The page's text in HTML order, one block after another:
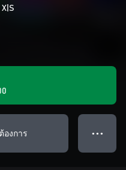
องการ ● ● ●